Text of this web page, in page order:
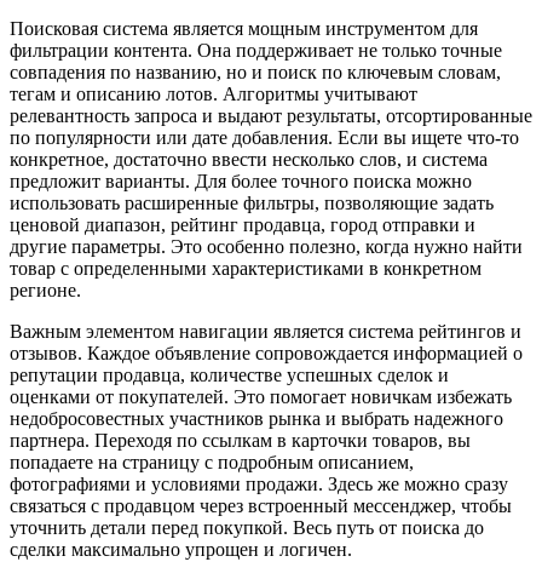
Поисковая система является мощным инструментом для
фильтрации контента. Она поддерживает не только точные
совпадения по названию, но и поиск по ключевым словам,
тегам и описанию лотов. Алгоритмы учитывают
релевантность запроса и выдают результаты, отсортированные
по популярности или дате добавления. Если вы ищете что-то
конкретное, достаточно ввести несколько слов, и система
предложит варианты. Для более точного поиска можно
использовать расширенные фильтры, позволяющие задать
ценовой диапазон, рейтинг продавца, город отправки и
другие параметры. Это особенно полезно, когда нужно найти
товар с определенными характеристиками в конкретном
регионе.
Важным элементом навигации является система рейтингов и
отзывов. Каждое объявление сопровождается информацией о
репутации продавца, количестве успешных сделок и
оценками от покупателей. Это помогает новичкам избежать
недобросовестных участников рынка и выбрать надежного
партнера. Переходя по ссылкам в карточки товаров, вы
попадаете на страницу с подробным описанием,
фотографиями и условиями продажи. Здесь же можно сразу
связаться с продавцом через встроенный мессенджер, чтобы
уточнить детали перед покупкой. Весь путь от поиска до
сделки максимально упрощен и логичен.